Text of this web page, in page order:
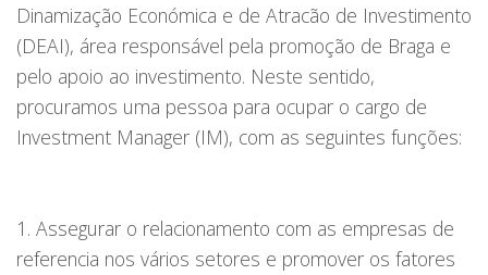
Dinamização Económica e de Atracão de Investimento
(DEAI), área responsável pela promoção de Braga e
pelo apoio ao investimento. Neste sentido,
procuramos uma pessoa para ocupar o cargo de
Investment Manager (IM), com as seguintes funções:
1. Assegurar o relacionamento com as empresas de
referencia nos vários setores e promover os fatores